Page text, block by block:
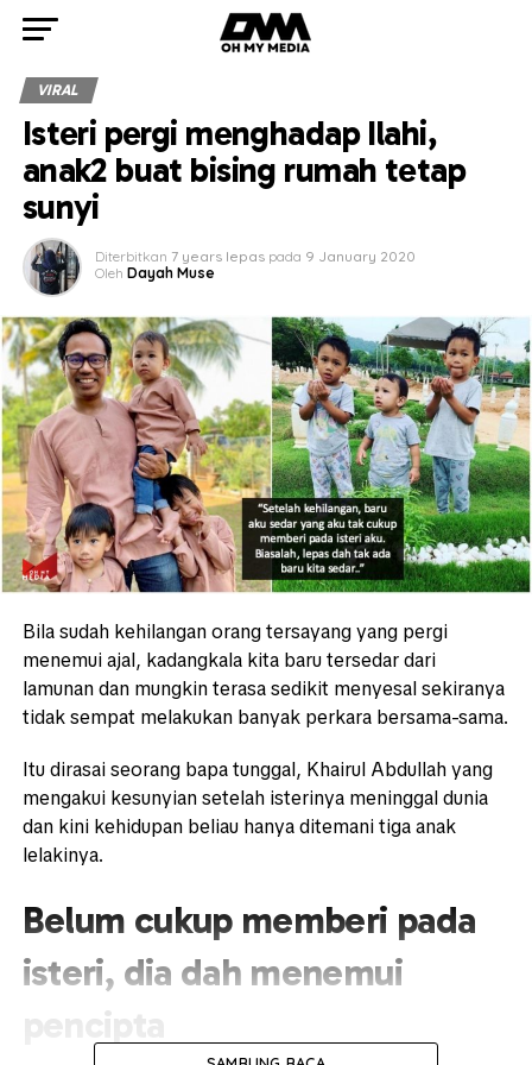
VIRAL
Isteri pergi menghadap Ilahi,
anak2 buat bising rumah tetap
sunyi
Diterbitkan 7 years lepas pada 9 January 2020
Oleh Dayah Muse
Bila sudah kehilangan orang tersayang yang pergi
menemui ajal, kadangkala kita baru tersedar dari
lamunan dan mungkin terasa sedikit menyesal sekiranya
tidak sempat melakukan banyak perkara bersama-sama.
Itu dirasai seorang bapa tunggal, Khairul Abdullah yang
mengakui kesunyian setelah isterinya meninggal dunia
dan kini kehidupan beliau hanya ditemani tiga anak
lelakinya.
Belum cukup memberi pada
isteri, dia dah menemui